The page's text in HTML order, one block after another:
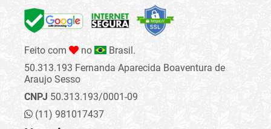
Feito com no
Brasil.
50.313.193 Fernanda Aparecida Boaventura de
Araujo Sesso
CNPJ50.313.193/0001-09
(11) 981017437